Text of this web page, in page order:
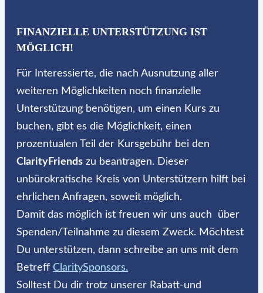
FINANZIELLE UNTERSTÜTZUNG IST
MÖGLICH!
Für Interessierte, die nach Ausnutzung aller
weiteren Möglichkeiten noch finanzielle
Unterstützung benötigen, um einen Kurs zu
buchen, gibt es die Möglichkeit, einen
prozentualen Teil der Kursgebühr bei den
ClarityFriends zu beantragen. Dieser
unbürokratische Kreis von Unterstützern hilft bei
ehrlichen Anfragen, soweit möglich.
Damit das möglich ist freuen wir uns auch über
Spenden/Teilnahme zu diesem Zweck. Möchtest
Du unterstützen, dann schreibe an uns mit dem
Betreff ClaritySponsors.
Solltest Du dir trotz unserer Rabatt-und